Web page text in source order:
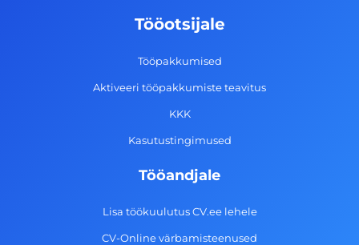
-
g
r
a
m
d
i
n
Tööotsijale
Tööpakkumised
Aktiveeri tööpakkumiste teavitus
KKK
Kasutustingimused
Tööandjale
Lisa töökuulutus CV.ee lehele
CV-Online värbamisteenused